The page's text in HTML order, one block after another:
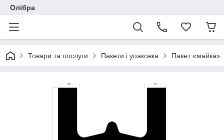
Олібра
Товари та послуги Пакети і упаковка Пакет «майка»